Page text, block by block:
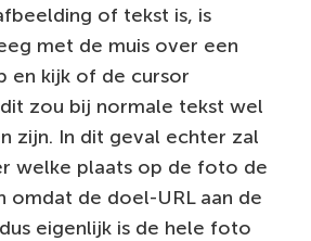
of tekst is, is
met de muis over een
en kijk of de cursor
zou bij normale tekst wel
zijn. In dit geval echter zal
welke plaats op de foto de
omdat de doel-URL aan de
eigenlijk is de hele foto